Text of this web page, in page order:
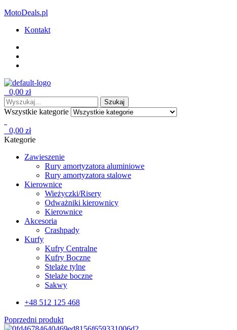
MotoDeals.pl
Kontakt
Menu
0,00 zł
Wyszukaj:
Szukaj
Wszystkie kategorie
0,00 zł
Kategorie
Zawieszenie
Rury amortyzatora aluminiowe
Rury amortyzatora stalowe
Kierownice
Wieżyczki/Risery
Odważniki kierownicy
Kierownice
Akcesoria
Crashpady
Kurfy
Kufry Centralne
Kufry Boczne
Stelaże tylne
Stelaże boczne
Sakwy
+48 512 125 468
Poprzedni produkt